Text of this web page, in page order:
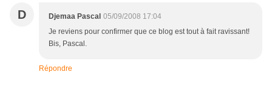
D Djemaa Pascal 05/09/2008 17:04
Je reviens pour confirmer que ce blog est tout à fait ravissant!
Bis, Pascal.
Répondre